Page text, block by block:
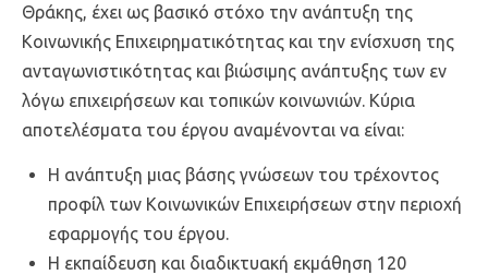
Θράκης, έχει ως βασικό στόχο την ανάπτυξη της
Κοινωνικής Επιχειρηματικότητας και την ενίσχυση της
ανταγωνιστικότητας και βιώσιμης ανάπτυξης των εν
λόγω επιχειρήσεων και τοπικών κοινωνιών. Κύρια
αποτελέσματα του έργου αναμένονται να είναι:
Η ανάπτυξη μιας βάσης γνώσεων του τρέχοντος
προφίλ των Κοινωνικών Επιχειρήσεων στην περιοχή
εφαρμογής του έργου.
Η εκπαίδευση και διαδικτυακή εκμάθηση 120